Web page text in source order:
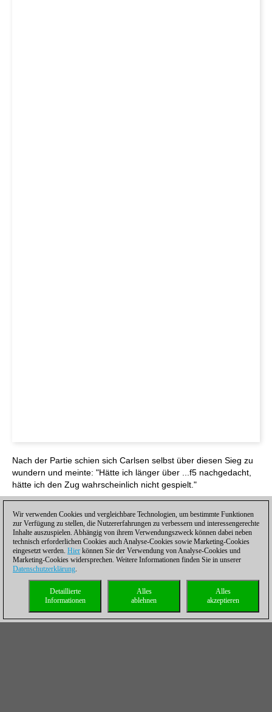
Nach der Partie schien sich Carlsen selbst über diesen Sieg zu
wundern und meinte: "Hätte ich länger über ...f5 nachgedacht,
hätte ich den Zug wahrscheinlich nicht gespielt."
Wir verwenden Cookies und vergleichbare Technologien, um bestimmte Funktionen
zur Verfügung zu stellen, die Nutzererfahrungen zu verbessern und interessengerechte
Inhalte auszuspielen. Abhängig von ihrem Verwendungszweck können dabei neben
technisch erforderlichen Cookies auch Analyse-Cookies sowie Marketing-Cookies
eingesetzt werden. Hier können Sie der Verwendung von Analyse-Cookies und
Marketing-Cookies widersprechen. Weitere Informationen finden Sie in unserer
Datenschutzerklärung.
Alles
akzeptieren
Alles
ablehnen
Detaillierte
Informationen